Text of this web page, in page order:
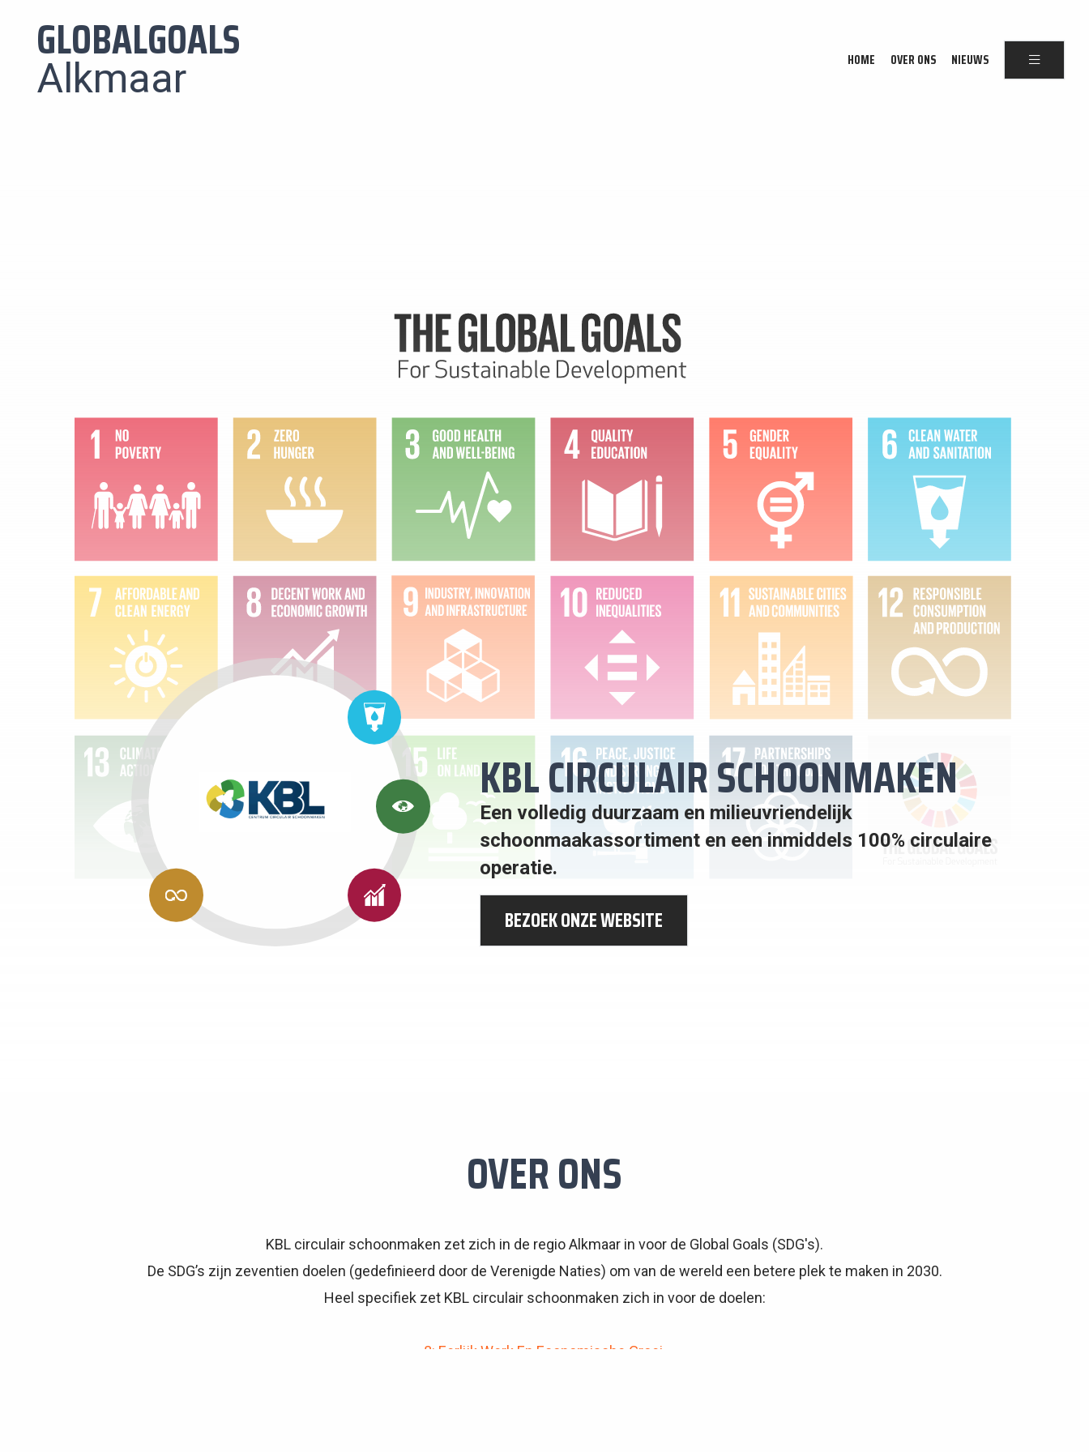
GLOBALGOALS
Alkmaar HOME OVER ONS NIEUWS
8: EERLIJK
WERK EN
ECONOMISCHE
GROEI
13:
KLIMAATACTIE
SCHOON
WATER
EN
SANITAIR
PRODUCTIE
KBL CIRCULAIR SCHOONMAKEN
Een volledig duurzaam en milieuvriendelijk
schoonmaakassortiment en een inmiddels 100% circulaire
operatie.
BEZOEK ONZE WEBSITE
OVER ONS
KBL circulair schoonmaken zet zich in de regio Alkmaar in voor de Global Goals (SDG's).
De SDG’s zijn zeventien doelen (gedefinieerd door de Verenigde Naties) om van de wereld een betere plek te maken in 2030.
Heel specifiek zet KBL circulair schoonmaken zich in voor de doelen:
8: Eerlijk Werk En Economische Groei